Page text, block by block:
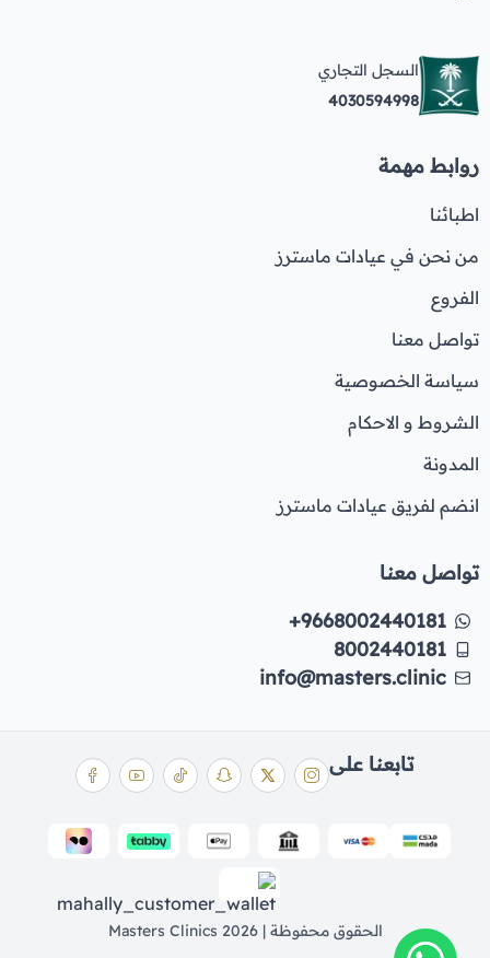
السجل التجاري
4030594998
روابط مهمة
اطبائنا
من نحن في عيادات ماسترز
الفروع
تواصل معنا
سياسة الخصوصية
الشروط و الاحكام
المدونة
انضم لفريق عيادات ماسترز
تواصل معنا
+9668002440181
8002440181
info@masters.clinic
الحقوق محفوظة | 2026 Masters Clinics
تابعنا على